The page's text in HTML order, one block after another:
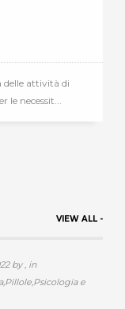
attività di
le necessit...
VIEW ALL -
by , in
e